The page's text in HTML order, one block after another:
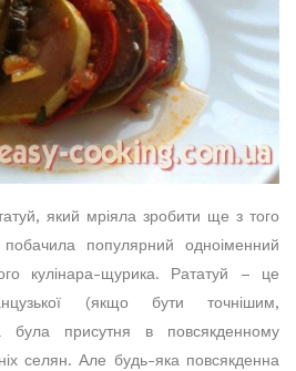
який мріяла зробити ще з того
популярний одноіменний
кулінара-щурика. Рататуй – це
(якщо бути точнішим,
була присутня в повсякденному
селян. Але будь-яка повсякденна